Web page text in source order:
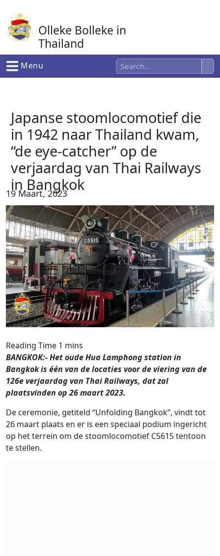
naar
de
inhoud
Olleke Bolleke in
Thailand
In Thailand
Menu
Japanse stoomlocomotief die
in 1942 naar Thailand kwam,
“de eye-catcher” op de
verjaardag van Thai Railways
in Bangkok
19 Maart, 2023
BANGKOK:- Het oude Hua Lamphong station in
Bangkok is één van de locaties voor de viering van de
126e verjaardag van Thai Railways, dat zal
plaatsvinden op 26 maart 2023.
De ceremonie, getiteld “Unfolding Bangkok”, vindt tot
26 maart plaats en er is een speciaal podium ingericht
op het terrein om de stoomlocomotief C5615 tentoon
te stellen.